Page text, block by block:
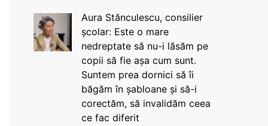
Aura Stănculescu, consilier
școlar: Este o mare
nedreptate să nu-i lăsăm pe
copii să fie așa cum sunt.
Suntem prea dornici să îi
băgăm în șabloane și să-i
corectăm, să invalidăm ceea
ce fac diferit